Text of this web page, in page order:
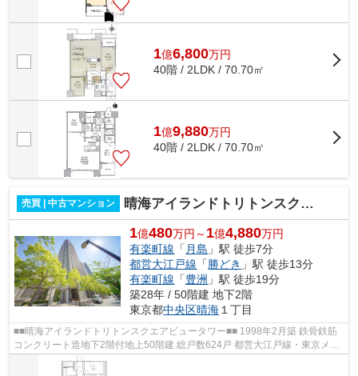
1億6,800万円
40階 / 2LDK / 70.70㎡
1億9,880万円
40階 / 2LDK / 70.70㎡
売買 | 中古マンション 晴海アイランドトリトンスクエアビュータワー
1億480万円～ 1億4,880万円
有楽町線 「 月島 」駅 徒歩7分
都営大江戸線 「 勝どき 」駅 徒歩13分
有楽町線 「豊洲 」駅 徒歩19分
築28年 / 50階建 地下2階
東京都中央区晴海 １丁目
■■晴海アイランドトリトンスクエアビュータワー■■ 1998年2月築 鉄骨鉄筋
コンクリート造地下2階付地上50階建 総戸数624戸 都営大江戸線・東京メト